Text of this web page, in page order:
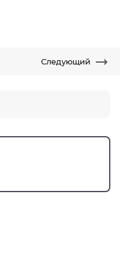
Следующий